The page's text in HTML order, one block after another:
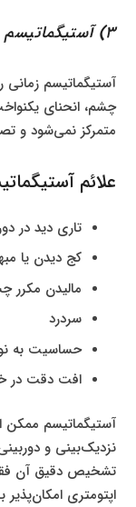
3) آستیگماتیسم
آستیگماتیسم
چشم، انحنای
متمرکز نمی‌شود و
علائم
تاری دید در
کج دیدن یا
مالیدن مکرر
سردرد
حساسیت به
افت دقت در
آستیگماتیسم ممکن
نزدیک‌بینی و
تشخیص دقیق آن
اپتومتری امکان‌پذیر